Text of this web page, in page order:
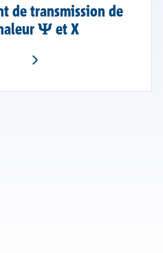
de transmission de
Ψ et X